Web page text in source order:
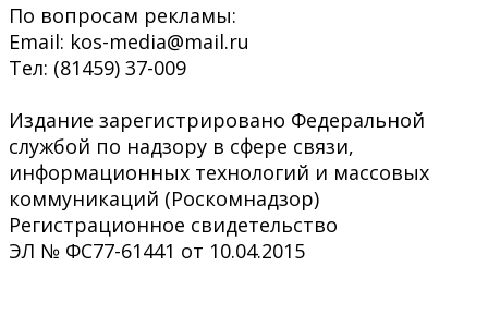
По вопросам рекламы:
Email: kos-media@mail.ru
Тел: (81459) 37-009
Издание зарегистрировано Федеральной
службой по надзору в сфере связи,
информационных технологий и массовых
коммуникаций (Роскомнадзор)
Регистрационное свидетельство
ЭЛ № ФС77-61441 от 10.04.2015